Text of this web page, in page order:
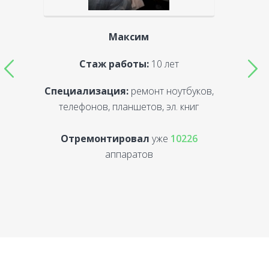
Максим
Стаж работы:10 лет
Специализация:ремонт ноутбуков,
телефонов, планшетов, эл. книг
Отремонтировал уже 10226
аппаратов